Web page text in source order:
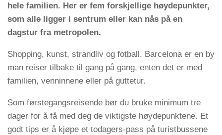
hele familien. Her er fem forskjellige høydepunkter,
som alle ligger i sentrum eller kan nås på en
dagstur fra metropolen.
Shopping, kunst, strandliv og fotball. Barcelona er en by
man reiser tilbake til gang på gang, enten det er med
familien, venninnene eller på guttetur.
Som førstegangsreisende bør du bruke minimum tre
dager for å få med deg de viktigste høydepunktene. Et
godt tips er å kjøpe et todagers-pass på turistbussene